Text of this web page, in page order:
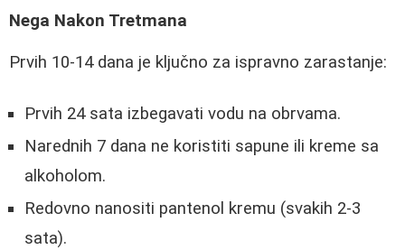
Nega Nakon Tretmana
Prvih 10-14 dana je ključno za ispravno zarastanje:
Prvih 24 sata izbegavati vodu na obrvama.
Narednih 7 dana ne koristiti sapune ili kreme sa
alkoholom.
Redovno nanositi pantenol kremu (svakih 2-3
sata).